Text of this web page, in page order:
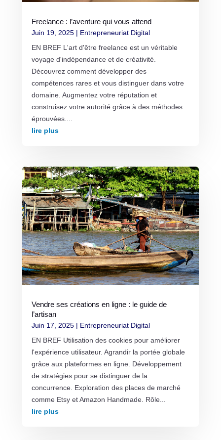
Freelance : l’aventure qui vous attend
Juin 19, 2025| Entrepreneuriat Digital
EN BREF L'art d'être freelance est un véritable
voyage d'indépendance et de créativité.
Découvrez comment développer des
compétences rares et vous distinguer dans votre
domaine. Augmentez votre réputation et
construisez votre autorité grâce à des méthodes
éprouvées....
lire plus
Vendre ses créations en ligne : le guide de
l’artisan
Juin 17, 2025| Entrepreneuriat Digital
EN BREF Utilisation des cookies pour améliorer
l'expérience utilisateur. Agrandir la portée globale
grâce aux plateformes en ligne. Développement
de stratégies pour se distinguer de la
concurrence. Exploration des places de marché
comme Etsy et Amazon Handmade. Rôle...
lire plus